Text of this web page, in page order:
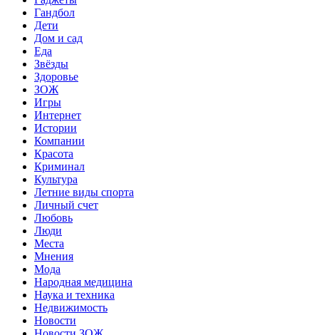
Гандбол
Дети
Дом и сад
Еда
Звёзды
Здоровье
ЗОЖ
Игры
Интернет
Истории
Компании
Красота
Криминал
Культура
Летние виды спорта
Личный счет
Любовь
Люди
Места
Мнения
Мода
Народная медицина
Наука и техника
Недвижимость
Новости